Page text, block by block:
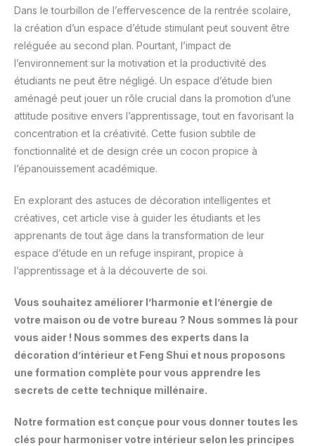
Dans le tourbillon de l’effervescence de la rentrée scolaire,
la création d’un espace d’étude stimulant peut souvent être
reléguée au second plan. Pourtant, l’impact de
l’environnement sur la motivation et la productivité des
étudiants ne peut être négligé. Un espace d’étude bien
aménagé peut jouer un rôle crucial dans la promotion d’une
attitude positive envers l’apprentissage, tout en favorisant la
concentration et la créativité. Cette fusion subtile de
fonctionnalité et de design crée un cocon propice à
l’épanouissement académique.
En explorant des astuces de décoration intelligentes et
créatives, cet article vise à guider les étudiants et les
apprenants de tout âge dans la transformation de leur
espace d’étude en un refuge inspirant, propice à
l’apprentissage et à la découverte de soi.
Vous souhaitez améliorer l’harmonie et l’énergie de
votre maison ou de votre bureau ? Nous sommes là pour
vous aider ! Nous sommes des experts dans la
décoration d’intérieur et Feng Shui et nous proposons
une formation complète pour vous apprendre les
secrets de cette technique millénaire.
Notre formation est conçue pour vous donner toutes les
clés pour harmoniser votre intérieur selon les principes